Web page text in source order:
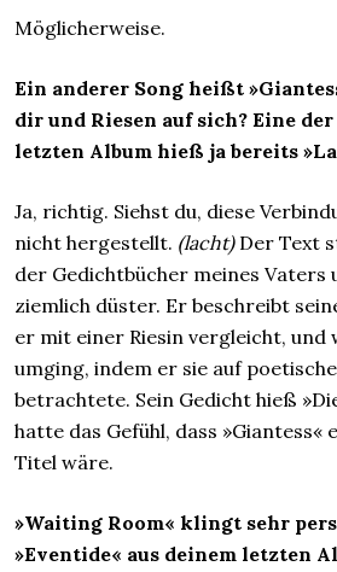
Möglicherweise.
Ein anderer Song heißt
dir und Riesen auf sich? Eine
letzten Album hieß ja bereits
Ja, richtig. Siehst du, diese
nicht hergestellt. (lacht)Der Text
der Gedichtbücher meines Vaters
ziemlich düster. Er beschreibt
er mit einer Riesin vergleicht, und
umging, indem er sie auf
betrachtete. Sein Gedicht hieß
hatte das Gefühl, dass »Giantess«
Titel wäre.
»Waiting Room« klingt sehr
»Eventide« aus deinem letzten